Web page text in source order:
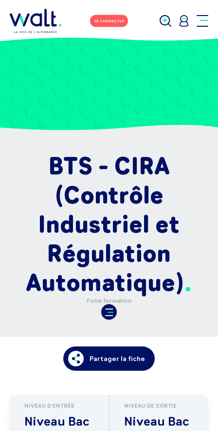
SE CONNECTER
BTS - CIRA
(Contrôle
Industriel et
Régulation
Automatique)
Fiche formation
Partager la fiche
NIVEAU D'ENTRÉE
Niveau Bac
NIVEAU DE SORTIE
Niveau Bac